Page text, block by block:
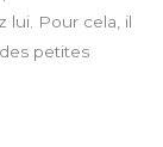
lui. Pour cela, il
petites